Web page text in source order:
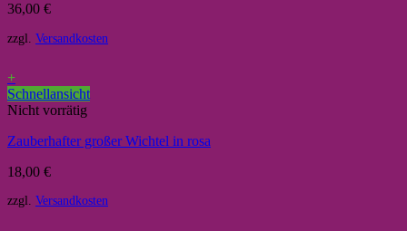
36,00 €
zzgl. Versandkosten
+
Schnellansicht
Nicht vorrätig
Zauberhafter großer Wichtel in rosa
18,00 €
zzgl. Versandkosten